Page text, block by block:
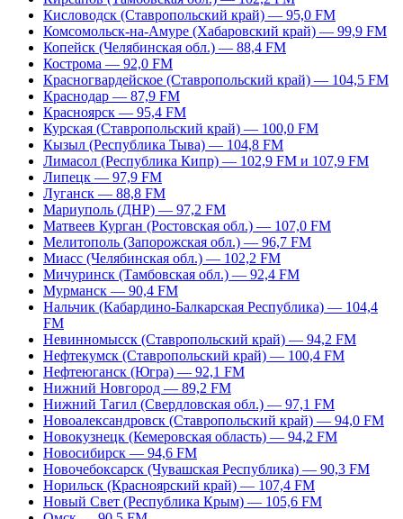
Кисловодск (Ставропольский край) — 95,0 FM
Комсомольск-на-Амуре (Хабаровский край) — 99,9 FM
Копейск (Челябинская обл.) — 88,4 FM
Кострома — 92,0 FM
Красногвардейское (Ставропольский край) — 104,5 FM
Краснодар — 87,9 FM
Красноярск — 95,4 FM
Курская (Ставропольский край) — 100,0 FM
Кызыл (Республика Тыва) — 104,8 FM
Лимасол (Республика Кипр) — 102,9 FM и 107,9 FM
Липецк — 97,9 FM
Луганск — 88,8 FM
Мариуполь (ДНР) — 97,2 FM
Матвеев Курган (Ростовская обл.) — 107,0 FM
Мелитополь (Запорожская обл.) — 96,7 FM
Миасс (Челябинская обл.) — 102,2 FM
Мичуринск (Тамбовская обл.) — 92,4 FM
Мурманск — 90,4 FM
Нальчик (Кабардино-Балкарская Республика) — 104,4
FM
Невинномысск (Ставропольский край) — 94,2 FM
Нефтекумск (Ставропольский край) — 100,4 FM
Нефтеюганск (Югра) — 92,1 FM
Нижний Новгород — 89,2 FM
Нижний Тагил (Свердловская обл.) — 97,1 FM
Новоалександровск (Ставропольский край) — 94,0 FM
Новокузнецк (Кемеровская область) — 94,2 FM
Новосибирск — 94,6 FM
Новочебоксарск (Чувашская Республика) — 90,3 FM
Норильск (Красноярский край) — 107,4 FM
Новый Свет (Республика Крым) — 105,6 FM